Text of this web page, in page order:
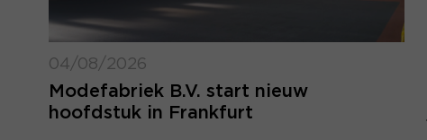
04/08/2026
Modefabriek B.V. start nieuw
hoofdstuk in Frankfurt